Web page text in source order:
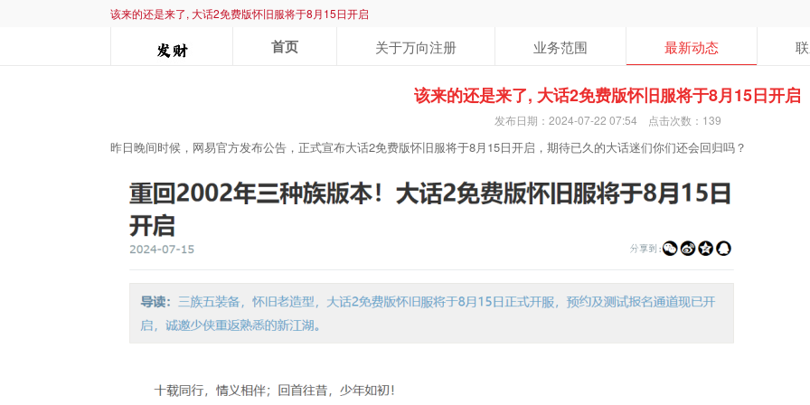
该来的还是来了, 大话2免费版怀旧服将于8月15日开启
首页 关于万向注册 业务范围 最新动态
该来的还是来了, 大话2免费版怀旧服将于8月15日开启
发布日期：2024-07-22 07:54 点击次数：139
昨日晚间时候，网易官方发布公告，正式宣布大话2免费版怀旧服将于8月15日开启，期待已久的大话迷们你们还会回归吗？